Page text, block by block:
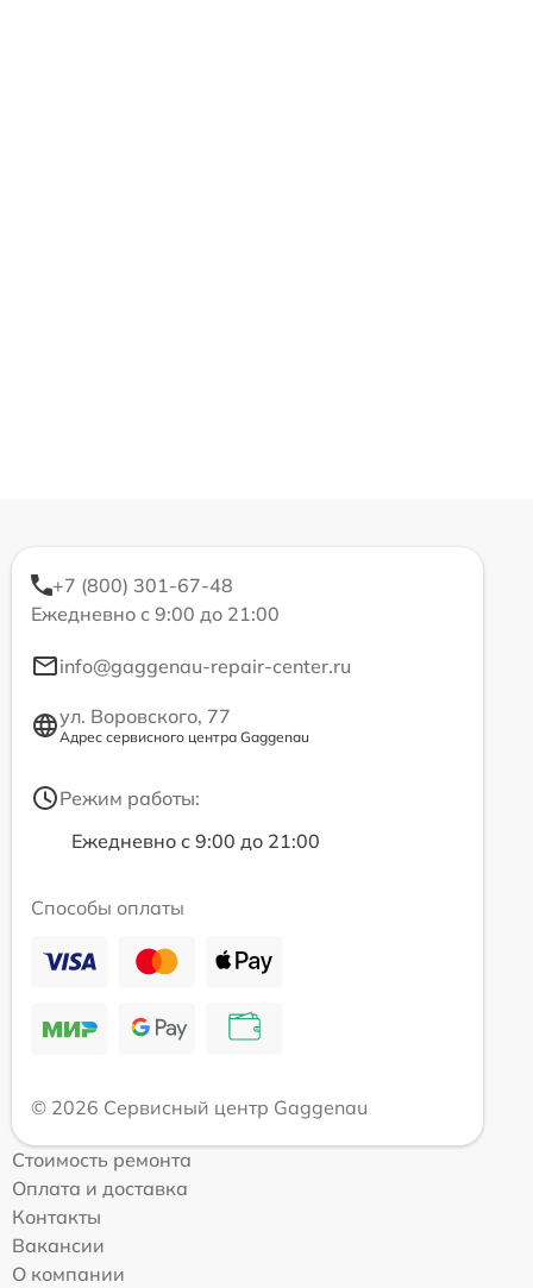
+7 (800) 301-67-48
Ежедневно с 9:00 до 21:00
info@gaggenau-repair-center.ru
ул. Воровского, 77
Адрес сервисного центра Gaggenau
Режим работы:
Ежедневно с 9:00 до 21:00
Способы оплаты
© 2026 Сервисный центр Gaggenau
Стоимость ремонта
Оплата и доставка
Контакты
Вакансии
О компании